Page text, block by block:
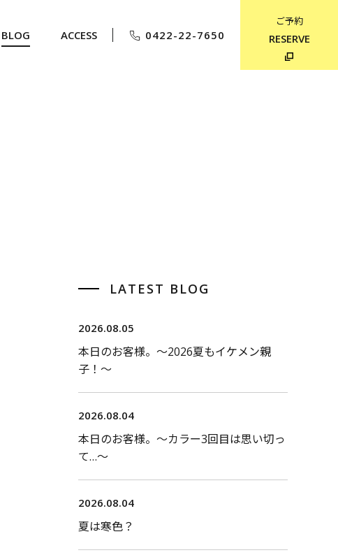
BLOG ACCESS 0422-22-7650
ご予約
RESERVE
LATEST BLOG
2026.08.05
本日のお客様。〜2026夏もイケメン親
子！〜
2026.08.04
本日のお客様。〜カラー3回目は思い切っ
て…〜
2026.08.04
夏は寒色？